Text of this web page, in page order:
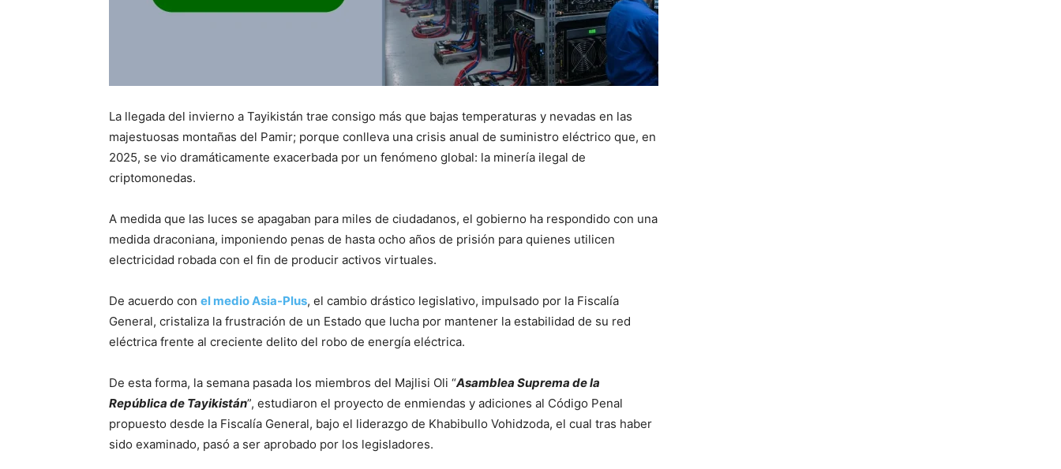
La llegada del invierno a Tayikistán trae consigo más que bajas temperaturas y nevadas en las
majestuosas montañas del Pamir; porque conlleva una crisis anual de suministro eléctrico que, en
2025, se vio dramáticamente exacerbada por un fenómeno global: la minería ilegal de
criptomonedas.
A medida que las luces se apagaban para miles de ciudadanos, el gobierno ha respondido con una
medida draconiana, imponiendo penas de hasta ocho años de prisión para quienes utilicen
electricidad robada con el fin de producir activos virtuales.
De acuerdo con el medio Asia-Plus, el cambio drástico legislativo, impulsado por la Fiscalía
General, cristaliza la frustración de un Estado que lucha por mantener la estabilidad de su red
eléctrica frente al creciente delito del robo de energía eléctrica.
De esta forma, la semana pasada los miembros del Majlisi Oli “Asamblea Suprema de la
República de Tayikistán”, estudiaron el proyecto de enmiendas y adiciones al Código Penal
propuesto desde la Fiscalía General, bajo el liderazgo de Khabibullo Vohidzoda, el cual tras haber
sido examinado, pasó a ser aprobado por los legisladores.